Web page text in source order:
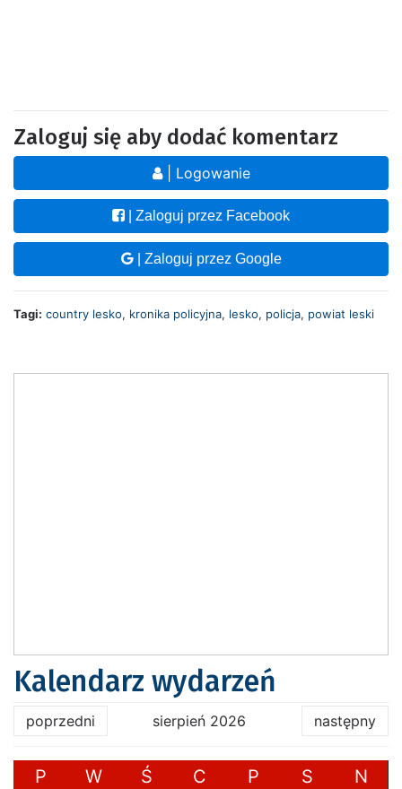
Zaloguj się aby dodać komentarz
| Logowanie
| Zaloguj przez Facebook
| Zaloguj przez Google
Tagi: country lesko, kronika policyjna, lesko, policja, powiat leski
Kalendarz wydarzeń
poprzedni sierpień 2026 następny
P W Ś C P S N